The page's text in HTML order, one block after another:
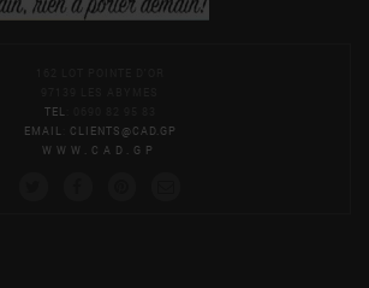
TEL
EMAIL
CLIENTS@CAD.GP
WWW.CAD.GP